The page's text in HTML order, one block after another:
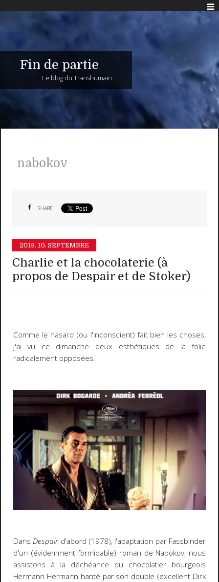
Fin de partie
Le blog du Transhumain
nabokov
SHARE
2013. 10. SEPTEMBRE
Charlie et la chocolaterie (à
propos de Despair et de Stoker)
Comme le hasard (ou l'inconscient) fait bien les choses,
j'ai vu ce dimanche deux esthétiques de la folie
radicalement opposées.
DansDespair d'abord (1978), l'adaptation par Fassbinder
d'un (évidemment formidable) roman de Nabokov, nous
assistons à la déchéance du chocolatier bourgeois
Hermann Hermann hanté par son double (excellent Dirk